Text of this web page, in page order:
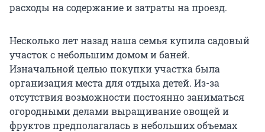
расходы на содержание и затраты на проезд.
Несколько лет назад наша семья купила садовый
участок с небольшим домом и баней.
Изначальной целью покупки участка была
организация места для отдыха детей. Из-за
отсутствия возможности постоянно заниматься
огородными делами выращивание овощей и
фруктов предполагалась в небольших объемах